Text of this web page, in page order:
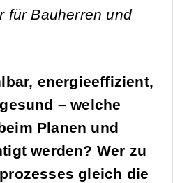
für Bauherren und
energieeffizient,
– welche
Planen und
werden? Wer zu
gleich die